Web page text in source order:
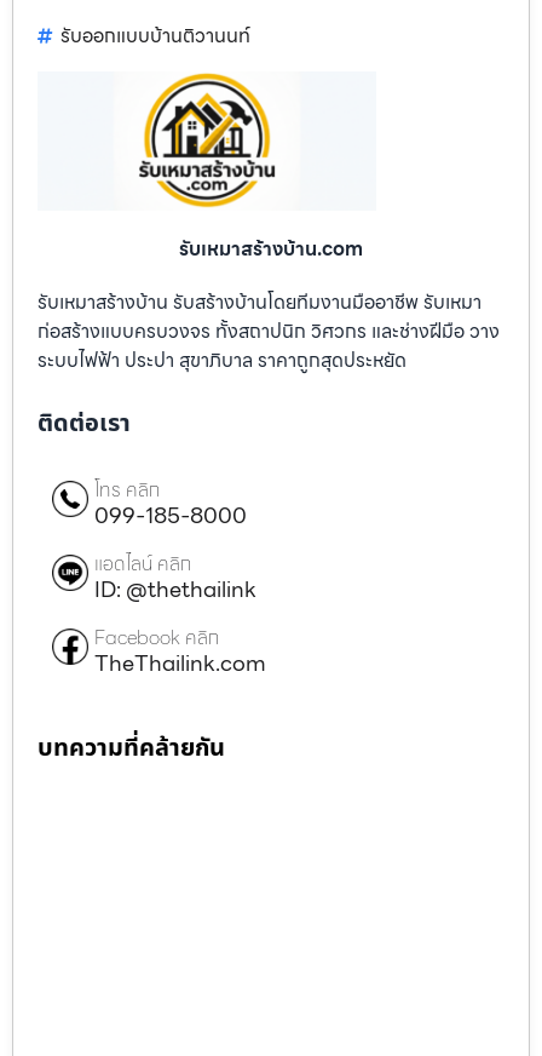
รับออกแบบบ้านติวานนท์
รับเหมาสร้างบ้าน.com
รับเหมาสร้างบ้าน รับสร้างบ้านโดยทีมงานมืออาชีพ รับเหมา
ก่อสร้างแบบครบวงจร ทั้งสถาปนิก วิศวกร และช่างฝีมือ วาง
ระบบไฟฟ้า ประปา สุขาภิบาล ราคาถูกสุดประหยัด
ติดต่อเรา
โทร คลิก
099-185-8000
แอดไลน์ คลิก
ID: @thethailink
Facebook คลิก
TheThailink.com
บทความที่คล้ายกัน